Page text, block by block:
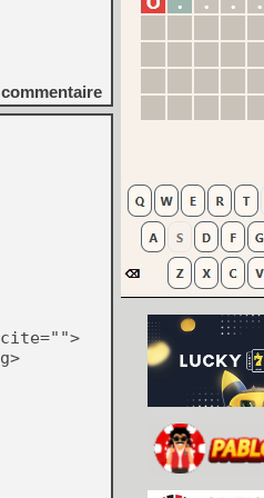
commentaire